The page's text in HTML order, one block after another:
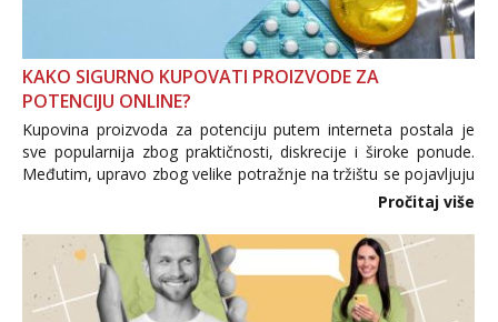
KAKO SIGURNO KUPOVATI PROIZVODE ZA
POTENCIJU ONLINE?
Kupovina proizvoda za potenciju putem interneta postala je
sve popularnija zbog praktičnosti, diskrecije i široke ponude.
Međutim, upravo zbog velike potražnje na tržištu se pojavljuju
i brojni krivotvoreni proizvodi, nepouzdane internetske
Pročitaj više